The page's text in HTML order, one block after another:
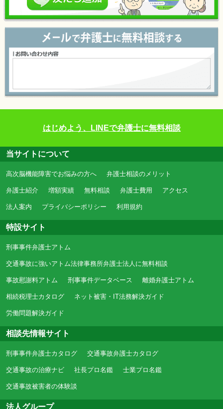
はじめよう、LINEで弁護士に無料相談
当サイトについて
高次脳機能障害でお悩みの方へ 弁護士相談のメリット
弁護士紹介 増額実績 無料相談 弁護士費用 アクセス
法人案内 プライバシーポリシー 利用規約
特設サイト
刑事事件弁護士アトム
交通事故に強いアトム法律事務所弁護士法人に無料相談
事故慰謝料アトム 刑事事件データベース 離婚弁護士アトム
相続税理士カタログ ネット被害・IT法務解決ガイド
労働問題解決ガイド
相談先情報サイト
刑事事件弁護士カタログ 交通事故弁護士カタログ
交通事故の治療ナビ 社長プロ名鑑 士業プロ名鑑
交通事故被害者の体験談
法人グループ